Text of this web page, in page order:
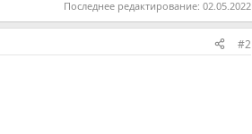
Последнее редактирование: 02.05.2022
#2